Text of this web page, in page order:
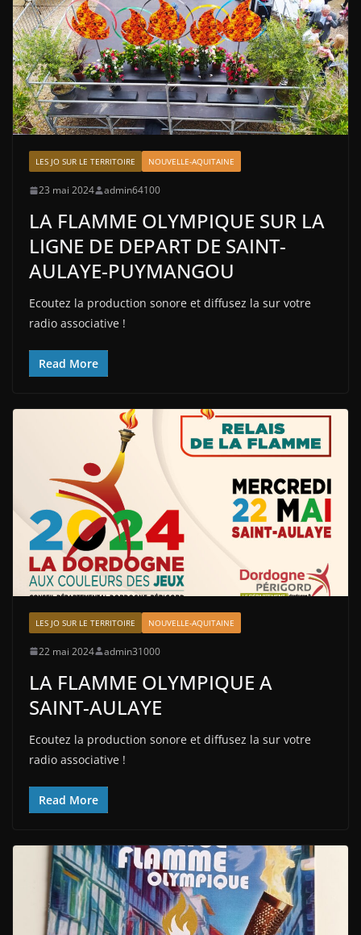
LES JO SUR LE TERRITOIRE NOUVELLE-AQUITAINE
23 mai 2024 admin64100
LA FLAMME OLYMPIQUE SUR LA
LIGNE DE DEPART DE SAINT-
AULAYE-PUYMANGOU
Ecoutez la production sonore et diffusez la sur votre
radio associative !
Read More
LES JO SUR LE TERRITOIRE NOUVELLE-AQUITAINE
22 mai 2024 admin31000
LA FLAMME OLYMPIQUE A
SAINT-AULAYE
Ecoutez la production sonore et diffusez la sur votre
radio associative !
Read More